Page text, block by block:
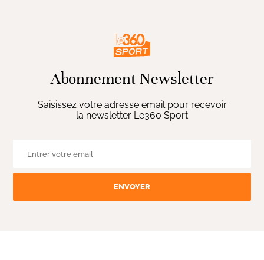
Abonnement Newsletter
Saisissez votre adresse email pour recevoir
la newsletter Le360 Sport
ENVOYER